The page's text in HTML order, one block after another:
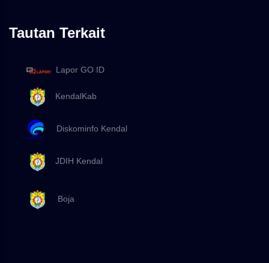
Tautan Terkait
Lapor GO ID
KendalKab
Diskominfo Kendal
JDIH Kendal
Boja